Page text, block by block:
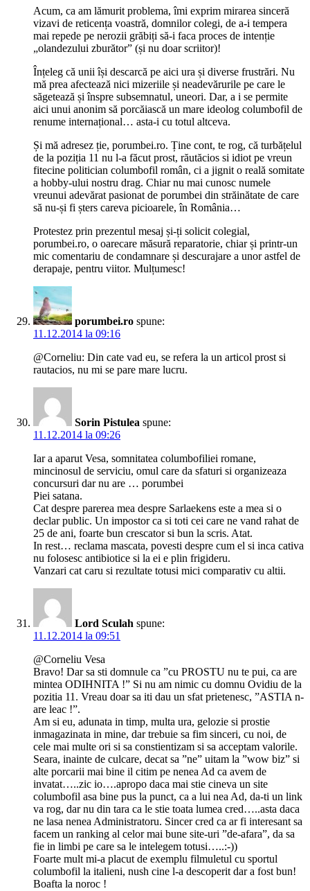
Acum, ca am lămurit problema, îmi exprim mirarea sinceră
vizavi de reticența voastră, domnilor colegi, de a-i tempera
mai repede pe nerozii grăbiți să-i faca proces de intenție
„olandezului zburător” (și nu doar scriitor)!
Înțeleg că unii își descarcă pe aici ura și diverse frustrări. Nu
mă prea afectează nici mizeriile și neadevărurile pe care le
săgetează și înspre subsemnatul, uneori. Dar, a i se permite
aici unui anonim să porcăiască un mare ideolog columbofil de
renume internațional… asta-i cu totul altceva.
Și mă adresez ție, porumbei.ro. Ține cont, te rog, că turbățelul
de la poziția 11 nu l-a făcut prost, răutăcios si idiot pe vreun
fitecine politician columbofil român, ci a jignit o reală somitate
a hobby-ului nostru drag. Chiar nu mai cunosc numele
vreunui adevărat pasionat de porumbei din străinătate de care
să nu-și fi șters careva picioarele, în România…
Protestez prin prezentul mesaj și-ți solicit colegial,
porumbei.ro, o oarecare măsură reparatorie, chiar și printr-un
mic comentariu de condamnare și descurajare a unor astfel de
derapaje, pentru viitor. Mulțumesc!
porumbei.ro spune:
11.12.2014 la 09:16
@Corneliu: Din cate vad eu, se refera la un articol prost si
rautacios, nu mi se pare mare lucru.
Sorin Pistulea spune:
11.12.2014 la 09:26
Iar a aparut Vesa, somnitatea columbofiliei romane,
mincinosul de serviciu, omul care da sfaturi si organizeaza
concursuri dar nu are … porumbei
Piei satana.
Cat despre parerea mea despre Sarlaekens este a mea si o
declar public. Un impostor ca si toti cei care ne vand rahat de
25 de ani, foarte bun crescator si bun la scris. Atat.
In rest… reclama mascata, povesti despre cum el si inca cativa
nu folosesc antibiotice si la ei e plin frigideru.
Vanzari cat caru si rezultate totusi mici comparativ cu altii.
Lord Sculah spune:
11.12.2014 la 09:51
@Corneliu Vesa
Bravo! Dar sa sti domnule ca ”cu PROSTU nu te pui, ca are
mintea ODIHNITA !” Si nu am nimic cu domnu Ovidiu de la
pozitia 11. Vreau doar sa iti dau un sfat prietenesc, ”ASTIA n-
are leac !”.
Am si eu, adunata in timp, multa ura, gelozie si prostie
inmagazinata in mine, dar trebuie sa fim sinceri, cu noi, de
cele mai multe ori si sa constientizam si sa acceptam valorile.
Seara, inainte de culcare, decat sa ”ne” uitam la ”wow biz” si
alte porcarii mai bine il citim pe nenea Ad ca avem de
invatat…..zic io….apropo daca mai stie cineva un site
columbofil asa bine pus la punct, ca a lui nea Ad, da-ti un link
va rog, dar nu din tara ca le stie toata lumea cred…..asta daca
ne lasa nenea Administratoru. Sincer cred ca ar fi interesant sa
facem un ranking al celor mai bune site-uri ”de-afara”, da sa
fie in limbi pe care sa le intelegem totusi…..:-))
Foarte mult mi-a placut de exemplu filmuletul cu sportul
columbofil la italieni, nush cine l-a descoperit dar a fost bun!
Boafta la noroc !